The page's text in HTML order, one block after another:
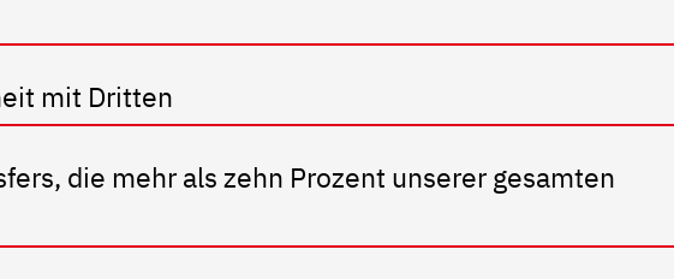
mit Dritten
die mehr als zehn Prozent unserer gesamten